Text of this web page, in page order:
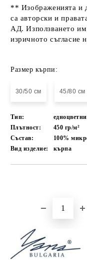
** Изображенията и
са авторски и
АД. Използването им
изричното съгласие
Размер кърпи:
30/50 см 45/80 см
Тип: едноцветни
Плътност:
450 гр/м²
Състав:
100%
Вид изделие:
кърпа